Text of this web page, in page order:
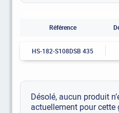
Référence
HS-182-S108DSB 435
Désolé, aucun produit
actuellement pour cette